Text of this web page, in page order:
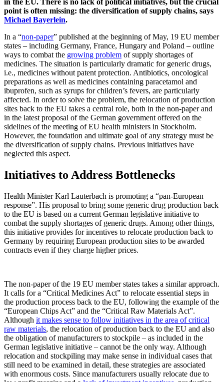
point is often missing: the diversification of supply chains, says
Michael Bayerlein.
In a “non-paper” published at the beginning of May, 19 EU member
states – including Germany, France, Hungary and Poland – outline
ways to combat the growing problem of supply shortages of
medicines. The situation is particularly dramatic for generic drugs,
i.e., medicines without patent protection. Antibiotics, oncological
preparations as well as medicines containing paracetamol and
ibuprofen, such as syrups for children’s fevers, are particularly
affected. In order to solve the problem, the relocation of production
sites back to the EU takes a central role, both in the non-paper and
in the latest proposal of the German government offered on the
sidelines of the meeting of EU health ministers in Stockholm.
However, the foundation and ultimate goal of any strategy must be
the diversification of supply chains. Previous initiatives have
neglected this aspect.
Initiatives to Address Bottlenecks
Health Minister Karl Lauterbach is promoting a “pan-European
response”. His proposal to bring some generic drug production back
to the EU is based on a current German legislative initiative to
combat the supply shortages of generic drugs. Among other things,
this initiative provides for incentives to relocate production back to
Germany by requiring European production sites to be awarded
contracts even if they charge higher prices.
The non-paper of the 19 EU member states takes a similar approach.
It calls for a “Critical Medicines Act” to relocate essential steps in
the production process back to the EU, following the example of the
“European Chips Act” and the “Critical Raw Materials Act”.
Although it makes sense to follow initiatives in the area of critical
raw materials, the relocation of production back to the EU and also
the obligation of manufacturers to stockpile – as included in the
German legislative initiative – cannot be the only way. Although
relocation and stockpiling may make sense in individual cases that
still need to be examined in detail, these strategies are associated
with enormous costs. Since manufacturers usually relocate due to